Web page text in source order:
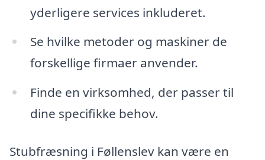
yderligere services inkluderet.
Se hvilke metoder og maskiner de
forskellige firmaer anvender.
Finde en virksomhed, der passer til
dine specifikke behov.
Stubfræsning i Føllenslev kan være en